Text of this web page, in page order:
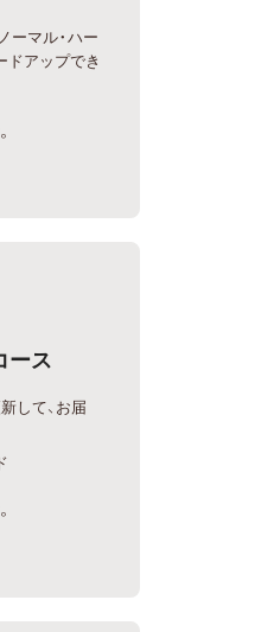
ーマル・ハー
ドアップでき
ース
して、お届